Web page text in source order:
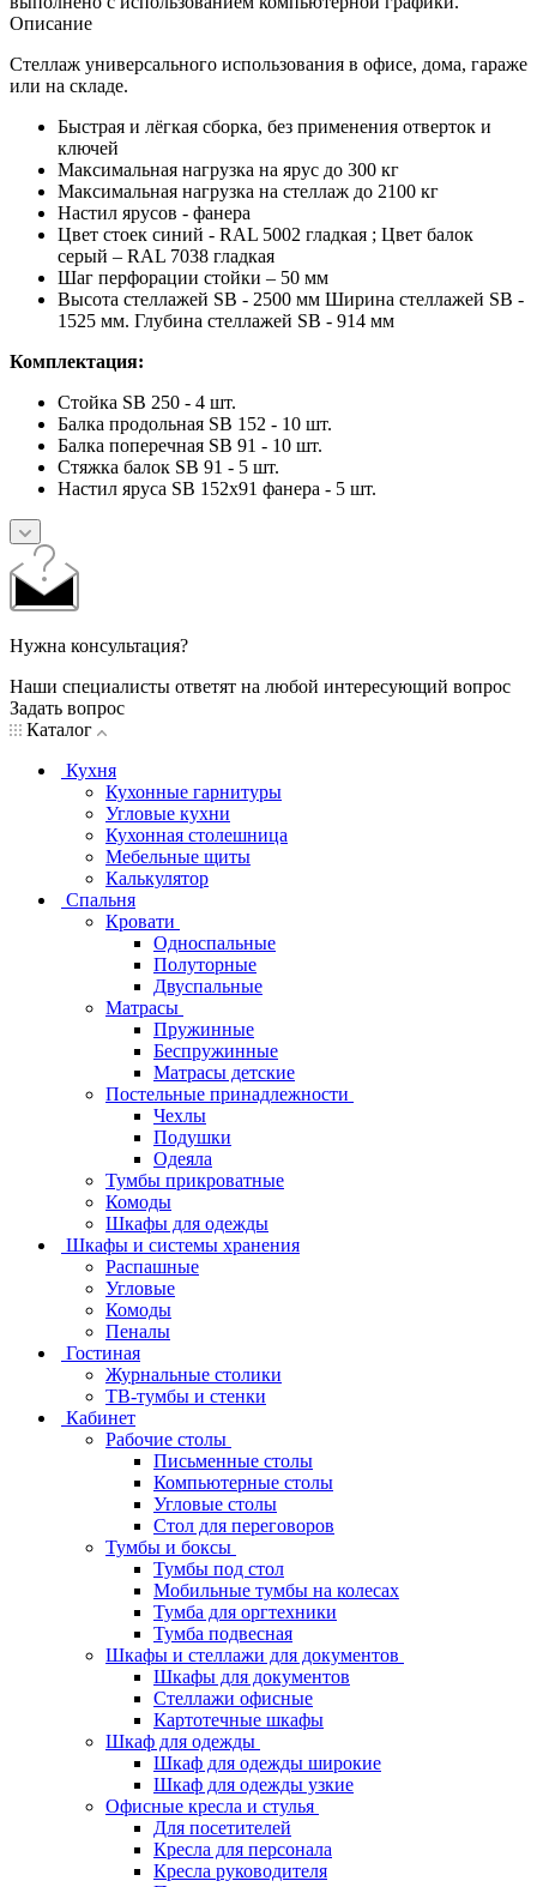
Описание
Стеллаж универсального использования в офисе, дома, гараже
или на складе.
Быстрая и лёгкая сборка, без применения отверток и
ключей
Максимальная нагрузка на ярус до 300 кг
Максимальная нагрузка на стеллаж до 2100 кг
Настил ярусов - фанера
Цвет стоек синий - RAL 5002 гладкая ; Цвет балок
серый – RAL 7038 гладкая
Шаг перфорации стойки – 50 мм
Высота стеллажей SB - 2500 мм Ширина стеллажей SB -
1525 мм. Глубина стеллажей SB - 914 мм
Комплектация:
Стойка SB 250 - 4 шт.
Балка продольная SB 152 - 10 шт.
Балка поперечная SB 91 - 10 шт.
Стяжка балок SB 91 - 5 шт.
Настил яруса SB 152х91 фанера - 5 шт.
Нужна консультация?
Наши специалисты ответят на любой интересующий вопрос
Задать вопрос
Каталог
Кухня
Кухонные гарнитуры
Угловые кухни
Кухонная столешница
Мебельные щиты
Калькулятор
Спальня
Кровати
Односпальные
Полуторные
Двуспальные
Матрасы
Пружинные
Беспружинные
Матрасы детские
Постельные принадлежности
Чехлы
Подушки
Одеяла
Тумбы прикроватные
Комоды
Шкафы для одежды
Шкафы и системы хранения
Распашные
Угловые
Комоды
Пеналы
Гостиная
Журнальные столики
ТВ‑тумбы и стенки
Кабинет
Рабочие столы
Письменные столы
Компьютерные столы
Угловые столы
Стол для переговоров
Тумбы и боксы
Тумбы под стол
Мобильные тумбы на колесах
Тумба для оргтехники
Тумба подвесная
Шкафы и стеллажи для документов
Шкафы для документов
Стеллажи офисные
Картотечные шкафы
Шкаф для одежды
Шкаф для одежды широкие
Шкаф для одежды узкие
Офисные кресла и стулья
Для посетителей
Кресла для персонала
Кресла руководителя